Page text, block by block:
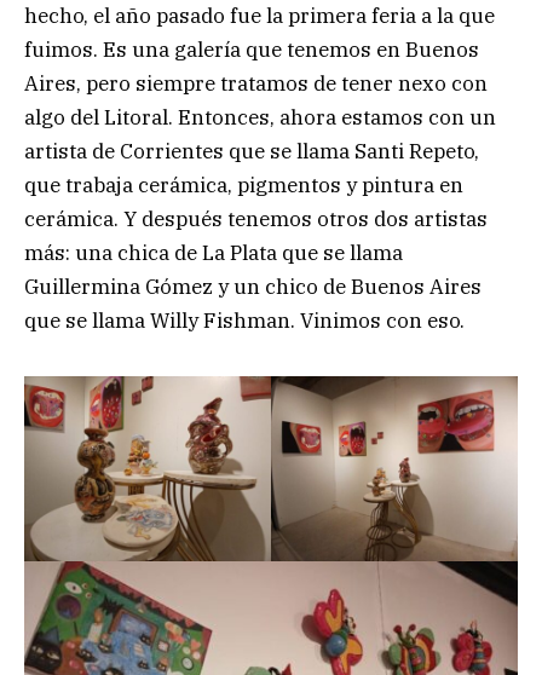
hecho, el año pasado fue la primera feria a la que
fuimos. Es una galería que tenemos en Buenos
Aires, pero siempre tratamos de tener nexo con
algo del Litoral. Entonces, ahora estamos con un
artista de Corrientes que se llama Santi Repeto,
que trabaja cerámica, pigmentos y pintura en
cerámica. Y después tenemos otros dos artistas
más: una chica de La Plata que se llama
Guillermina Gómez y un chico de Buenos Aires
que se llama Willy Fishman. Vinimos con eso.